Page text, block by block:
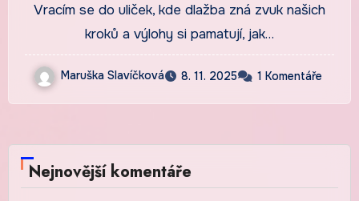
Vracím se do uliček, kde dlažba zná zvuk našich
kroků a výlohy si pamatují, jak…
Maruška Slavíčková 8. 11. 2025 1 Komentáře
Nejnovější komentáře